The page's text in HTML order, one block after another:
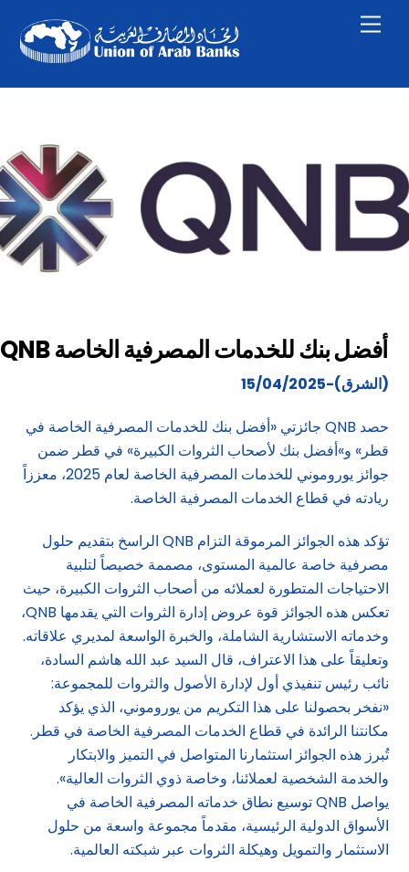
content
QNB أفضل بنك للخدمات المصرفية الخاصة
(الشرق)-15/04/2025
حصد QNB جائزتي «أفضل بنك للخدمات المصرفية الخاصة في
قطر» و»أفضل بنك لأصحاب الثروات الكبيرة» في قطر ضمن
جوائز يوروموني للخدمات المصرفية الخاصة لعام 2025، معززاً
ريادته في قطاع الخدمات المصرفية الخاصة.
تؤكد هذه الجوائز المرموقة التزام QNB الراسخ بتقديم حلول
مصرفية خاصة عالمية المستوى، مصممة خصيصاً لتلبية
الاحتياجات المتطورة لعملائه من أصحاب الثروات الكبيرة، حيث
تعكس هذه الجوائز قوة عروض إدارة الثروات التي يقدمها QNB،
وخدماته الاستشارية الشاملة، والخبرة الواسعة لمديري علاقاته.
وتعليقاً على هذا الاعتراف، قال السيد عبد الله هاشم السادة،
نائب رئيس تنفيذي أول لإدارة الأصول والثروات للمجموعة:
«نفخر بحصولنا على هذا التكريم من يوروموني، الذي يؤكد
مكانتنا الرائدة في قطاع الخدمات المصرفية الخاصة في قطر.
تُبرز هذه الجوائز استثمارنا المتواصل في التميز والابتكار
والخدمة الشخصية لعملائنا، وخاصة ذوي الثروات العالية».
يواصل QNB توسيع نطاق خدماته المصرفية الخاصة في
الأسواق الدولية الرئيسية، مقدماً مجموعة واسعة من حلول
الاستثمار والتمويل وهيكلة الثروات عبر شبكته العالمية.